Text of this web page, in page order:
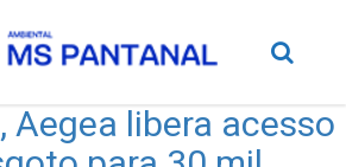
Aegea libera acesso